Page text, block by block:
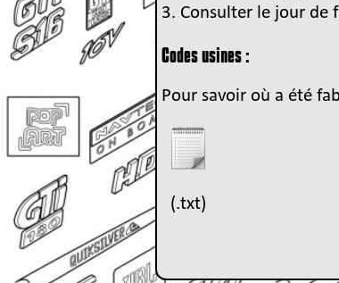
3. Consulter le jour de
Codes usines :
Pour savoir où a été
(.txt)